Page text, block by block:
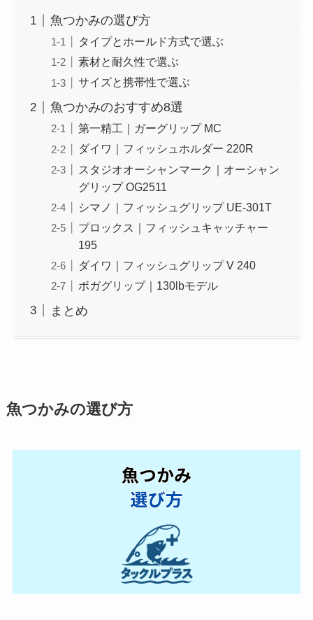
魚つかみの選び方
タイプとホールド方式で選ぶ
素材と耐久性で選ぶ
サイズと携帯性で選ぶ
魚つかみのおすすめ8選
第一精工｜ガーグリップ MC
ダイワ｜フィッシュホルダー 220R
スタジオオーシャンマーク｜オーシャン
グリップ OG2511
シマノ｜フィッシュグリップ UE-301T
プロックス｜フィッシュキャッチャー
195
ダイワ｜フィッシュグリップ V 240
ボガグリップ｜130lbモデル
まとめ
魚つかみの選び方